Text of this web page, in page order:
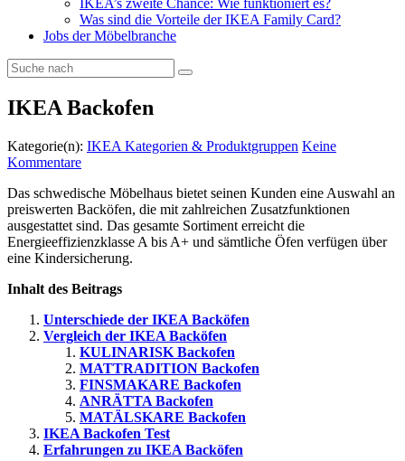
IKEA’s zweite Chance: Wie funktioniert es?
Was sind die Vorteile der IKEA Family Card?
Jobs der Möbelbranche
IKEA Backofen
Kategorie(n): IKEA Kategorien & Produktgruppen Keine
Kommentare
Das schwedische Möbelhaus bietet seinen Kunden eine Auswahl an
preiswerten Backöfen, die mit zahlreichen Zusatzfunktionen
ausgestattet sind. Das gesamte Sortiment erreicht die
Energieeffizienzklasse A bis A+ und sämtliche Öfen verfügen über
eine Kindersicherung.
Inhalt des Beitrags
Unterschiede der IKEA Backöfen
Vergleich der IKEA Backöfen
KULINARISK Backofen
MATTRADITION Backofen
FINSMAKARE Backofen
ANRÄTTA Backofen
MATÄLSKARE Backofen
IKEA Backofen Test
Erfahrungen zu IKEA Backöfen